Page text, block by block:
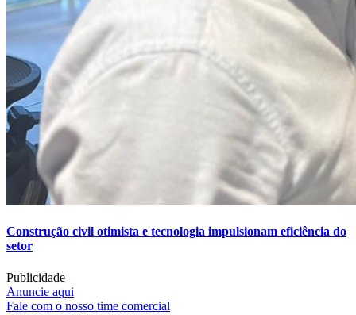
Construção civil otimista e tecnologia impulsionam eficiência do
setor
Publicidade
Anuncie aqui
Fale com o nosso time comercial